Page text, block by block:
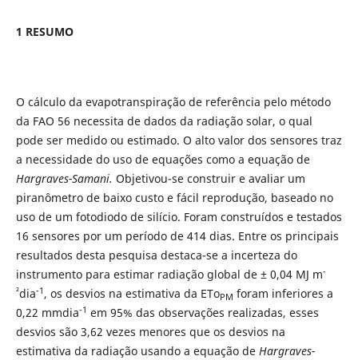
1 RESUMO
O cálculo da evapotranspiração de referência pelo método
da FAO 56 necessita de dados da radiação solar, o qual
pode ser medido ou estimado. O alto valor dos sensores traz
a necessidade do uso de equações como a equação de
Hargraves-Samani. Objetivou-se construir e avaliar um
piranômetro de baixo custo e fácil reprodução, baseado no
uso de um fotodiodo de silício. Foram construídos e testados
16 sensores por um período de 414 dias. Entre os principais
resultados desta pesquisa destaca-se a incerteza do
instrumento para estimar radiação global de ± 0,04 MJ m-
²dia-1 , os desvios na estimativa da EToPM foram inferiores a
0,22 mmdia-1 em 95% das observações realizadas, esses
desvios são 3,62 vezes menores que os desvios na
estimativa da radiação usando a equação de Hargraves-